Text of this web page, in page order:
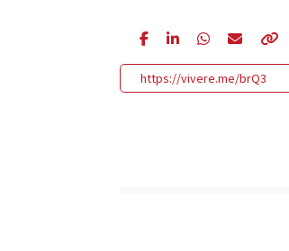
https://vivere.me/brQ3